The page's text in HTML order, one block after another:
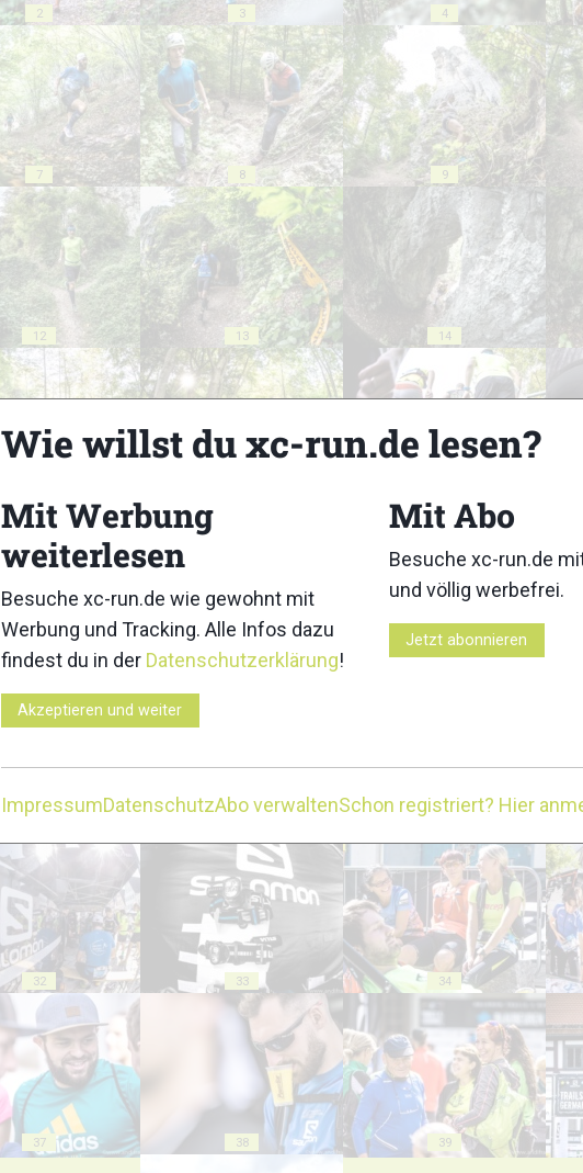
2 3 4
7 8 9
12 13 14
22 23 24
32 33 34
37 38 39
Wie willst du xc-run.de lesen?
Mit Werbung
weiterlesen
Besuche xc-run.de wie gewohnt mit
Werbung und Tracking. Alle Infos dazu
findest du in der Datenschutzerklärung!
Akzeptieren und weiter
Mit Abo
Besuche xc-run.de
und völlig werbefrei.
Jetzt abonnieren
ImpressumDatenschutzAbo verwaltenSchon registriert? Hier